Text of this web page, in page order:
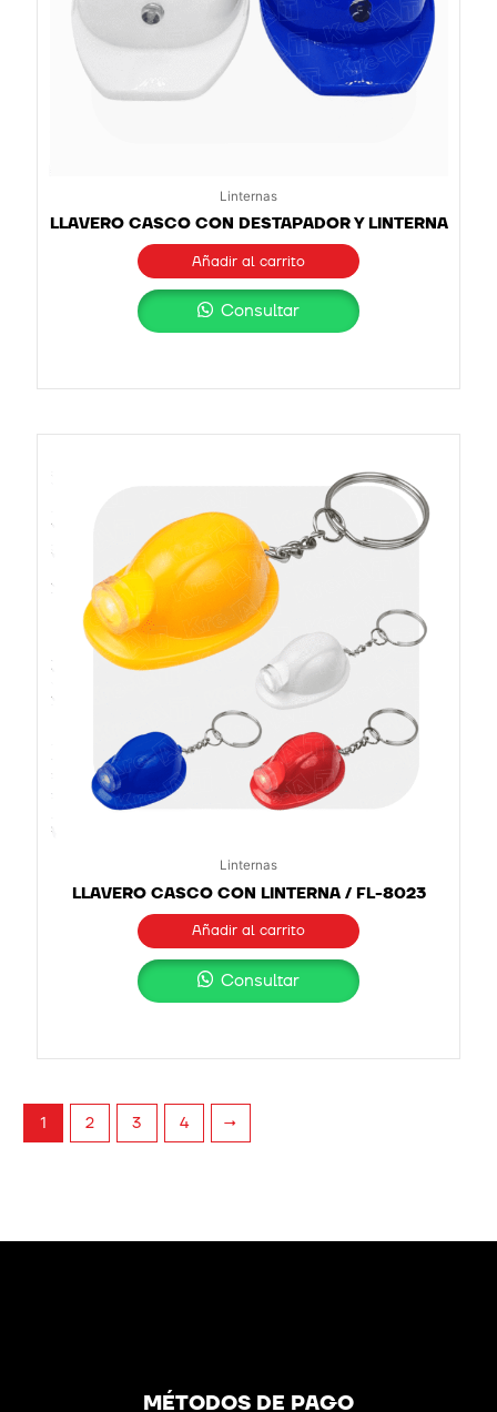
Linternas
LLAVERO CASCO CON DESTAPADOR Y LINTERNA
Añadir al carrito
Consultar
Linternas
LLAVERO CASCO CON LINTERNA / FL-8023
Añadir al carrito
Consultar
1 2 3 4 →
MÉTODOS DE PAGO